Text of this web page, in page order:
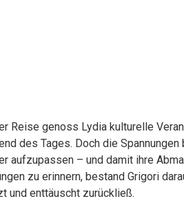
Reise genoss Lydia kulturelle
des Tages. Doch die
aufzupassen – und damit ihre
zu erinnern, bestand Grigori
und enttäuscht zurückließ.